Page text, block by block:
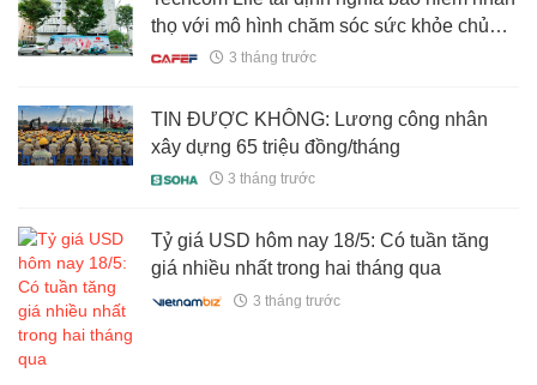
thọ với mô hình chăm sóc sức khỏe chủ
động
3 tháng trước
TIN ĐƯỢC KHÔNG: Lương công nhân
xây dựng 65 triệu đồng/tháng
3 tháng trước
Tỷ giá USD hôm nay 18/5: Có tuần tăng
giá nhiều nhất trong hai tháng qua
3 tháng trước